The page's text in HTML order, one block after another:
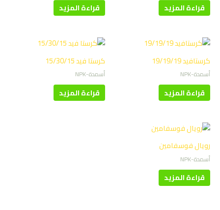
قراءة المزيد قراءة المزيد
كرستافيد 19/19/19
أسمدة-NPK
قراءة المزيد
كرستا فيد 15/30/15
أسمدة-NPK
قراءة المزيد
رويال فوسفامين
أسمدة-NPK
قراءة المزيد